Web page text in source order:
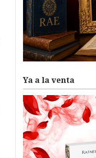
Ya a la venta